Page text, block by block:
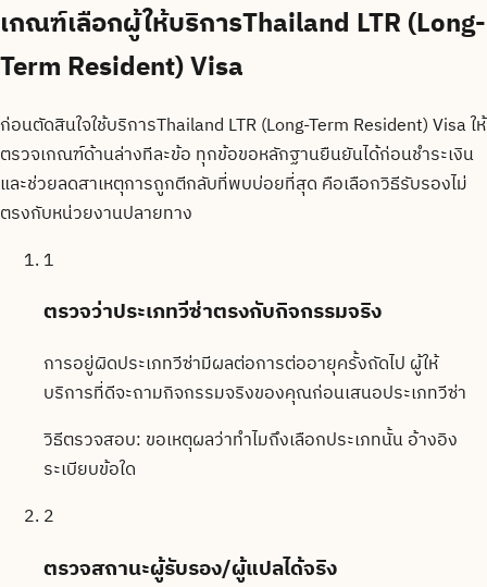
เกณฑ์เลือกผู้ให้บริการThailand LTR (Long-
Term Resident) Visa
ก่อนตัดสินใจใช้บริการThailand LTR (Long-Term Resident) Visa ให้
ตรวจเกณฑ์ด้านล่างทีละข้อ ทุกข้อขอหลักฐานยืนยันได้ก่อนชำระเงิน
และช่วยลดสาเหตุการถูกตีกลับที่พบบ่อยที่สุด คือเลือกวิธีรับรองไม่
ตรงกับหน่วยงานปลายทาง
1
ตรวจว่าประเภทวีซ่าตรงกับกิจกรรมจริง
การอยู่ผิดประเภทวีซ่ามีผลต่อการต่ออายุครั้งถัดไป ผู้ให้
บริการที่ดีจะถามกิจกรรมจริงของคุณก่อนเสนอประเภทวีซ่า
วิธีตรวจสอบ: ขอเหตุผลว่าทำไมถึงเลือกประเภทนั้น อ้างอิง
ระเบียบข้อใด
2
ตรวจสถานะผู้รับรอง/ผู้แปลได้จริง